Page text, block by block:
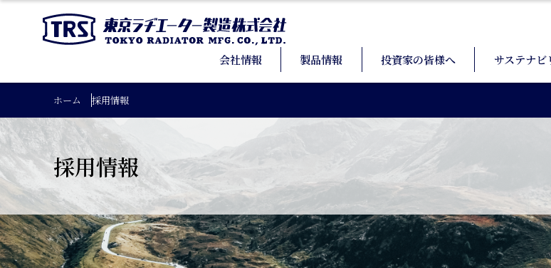
会社情報 製品情報 投資家の皆様へ サステナビ
ホーム 採用情報
採用情報